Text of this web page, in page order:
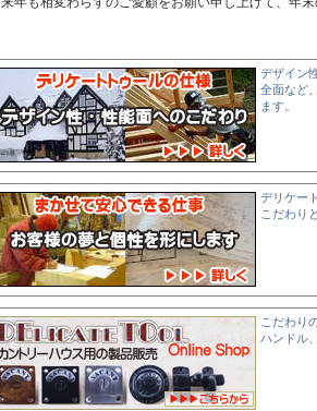
デザイン
全面など
ます。
デリケー
こだわり
こだわり
ハンドル